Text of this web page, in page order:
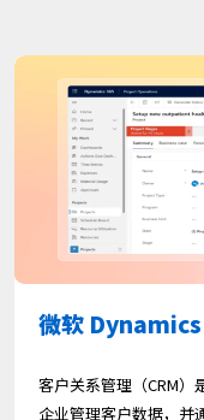
微软
客户关系管理（CRM
企业管理客户数据，并